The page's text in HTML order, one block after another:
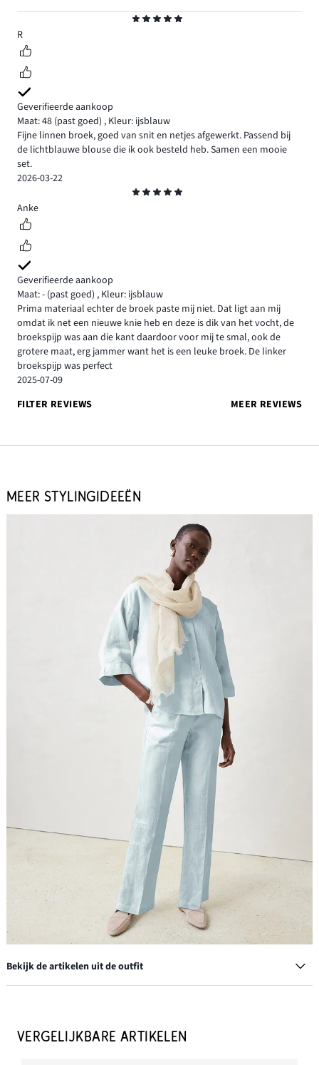
5
R
Geverifieerde aankoop
Maat: 48 (past goed) , Kleur: ijsblauw
Fijne linnen broek, goed van snit en netjes afgewerkt. Passend bij
de lichtblauwe blouse die ik ook besteld heb. Samen een mooie
set.
2026-03-22
5
Anke
Geverifieerde aankoop
Maat: - (past goed) , Kleur: ijsblauw
Prima materiaal echter de broek paste mij niet. Dat ligt aan mij
omdat ik net een nieuwe knie heb en deze is dik van het vocht, de
broekspijp was aan die kant daardoor voor mij te smal, ook de
grotere maat, erg jammer want het is een leuke broek. De linker
broekspijp was perfect
2025-07-09
FILTER REVIEWS
MEER REVIEWS
MEER STYLINGIDEEËN
Bekijk de artikelen uit de outfit
Suède loafers
VERGELIJKBARE ARTIKELEN